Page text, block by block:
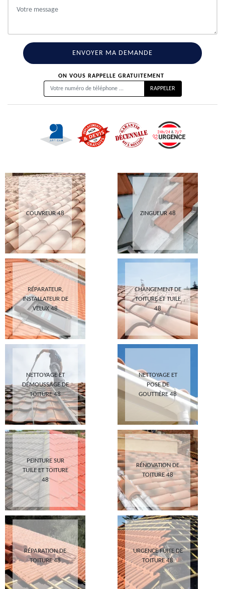
ON VOUS RAPPELLE GRATUITEMENT
COUVREUR 48 ZINGUEUR 48
RÉPARATEUR,
INSTALLATEUR DE
VELUX 48
CHANGEMENT DE
TOITURE ET TUILE
48
NETTOYAGE ET
DÉMOUSSAGE DE
TOITURE 48
NETTOYAGE ET
POSE DE
GOUTTIÈRE 48
PEINTURE SUR
TUILE ET TOITURE
48
RÉNOVATION DE
TOITURE 48
RÉPARATION DE
TOITURE 48
URGENCE FUITE DE
TOITURE 48